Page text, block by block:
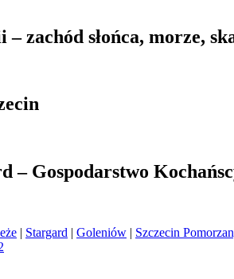
zachód słońca, morze,
– Gospodarstwo
| Stargard | Goleniów | Szczecin